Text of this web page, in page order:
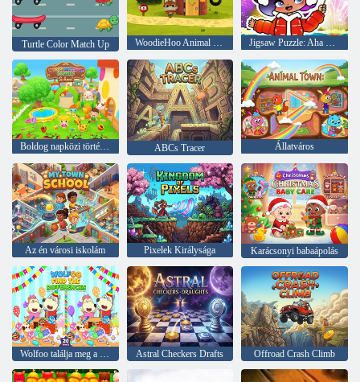
Turtle Color Match Up WoodieHoo Animal Friends World Jigsaw Puzzle: Aha World New Year
Boldog napközi történetek – Iskola ABCs Tracer Állatváros
Az én városi iskolám Pixelek Királysága Karácsonyi babaápolás
Wolfoo találja meg a különbséget Astral Checkers Drafts Offroad Crash Climb